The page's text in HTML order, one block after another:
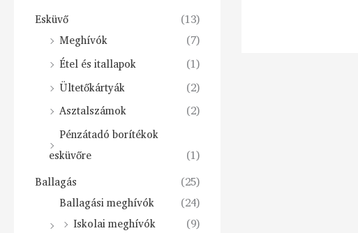
Esküvő
(13)
Meghívók
(7)
Étel és itallapok
(1)
Ültetőkártyák
(2)
Asztalszámok
(2)
Pénzátadó borítékok
esküvőre
(1)
Ballagás
(25)
Ballagási meghívók
(24)
Iskolai meghívók
(9)